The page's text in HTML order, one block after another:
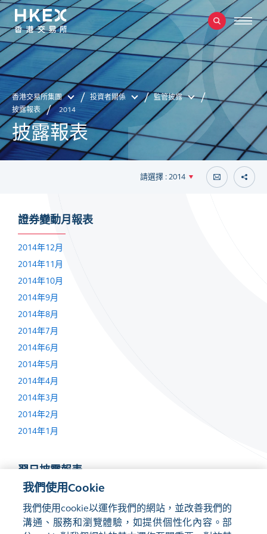
香港交易所集團 投資者關係
監管披露
披露報表
2014
披露報表
請選擇 : 2014
證券變動月報表
2014年12月
2014年11月
2014年10月
2014年9月
2014年8月
2014年7月
2014年6月
2014年5月
2014年4月
2014年3月
2014年2月
2014年1月
翌日披露報表
2014年5月27日
我們使用Cookie
我們使用cookie以運作我們的網站，並改善我們的
溝通、服務和瀏覽體驗，如提供個性化內容。部